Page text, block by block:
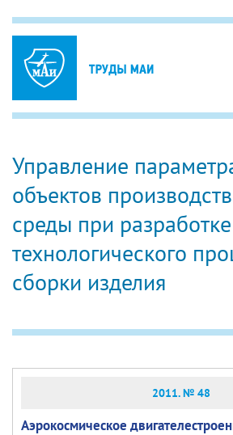
Управление
объектов
среды при разработке
технологического
сборки изделия
2011. № 48
Аэрокосмическое